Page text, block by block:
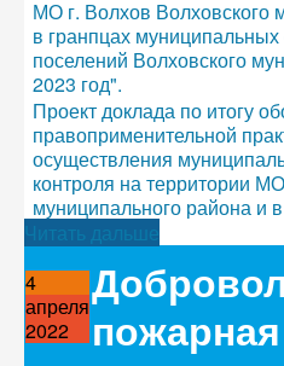
МО г. Волхов Волховского
в гранпцах
поселений Волховского
2023 год".
Проект доклада по итогу
правоприменительной
осуществления
контроля на территории
муниципального района и
Читать дальше
4
апреля
2022